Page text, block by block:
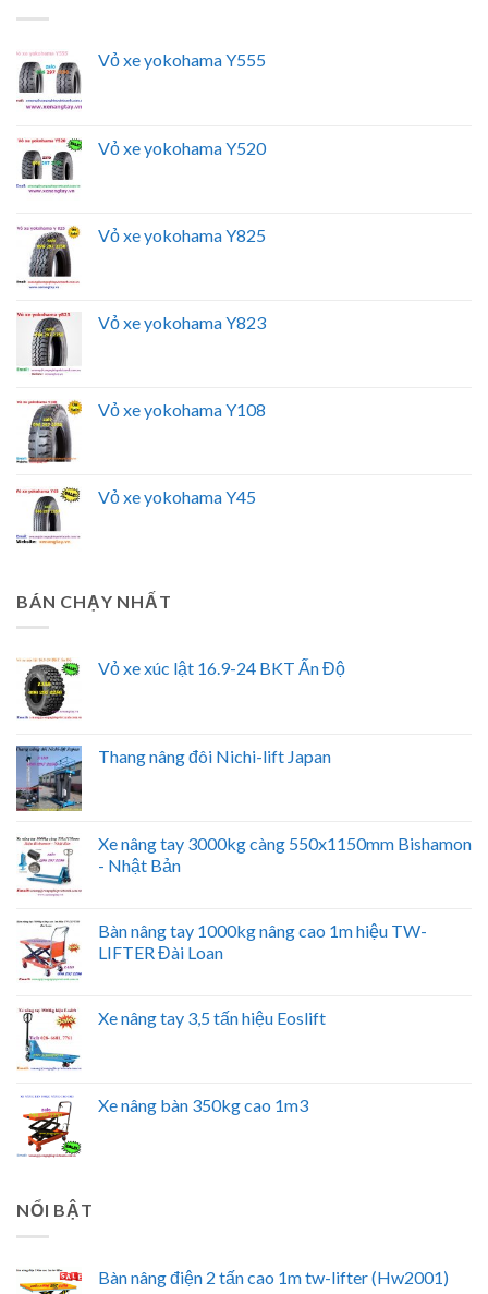
Vỏ xe yokohama Y555
Vỏ xe yokohama Y520
Vỏ xe yokohama Y825
Vỏ xe yokohama Y823
Vỏ xe yokohama Y108
Vỏ xe yokohama Y45
BÁN CHẠY NHẤT
Vỏ xe xúc lật 16.9-24 BKT Ấn Độ
Thang nâng đôi Nichi-lift Japan
Xe nâng tay 3000kg càng 550x1150mm Bishamon
- Nhật Bản
Bàn nâng tay 1000kg nâng cao 1m hiệu TW-
LIFTER Đài Loan
Xe nâng tay 3,5 tấn hiệu Eoslift
Xe nâng bàn 350kg cao 1m3
NỔI BẬT
Bàn nâng điện 2 tấn cao 1m tw-lifter (Hw2001)